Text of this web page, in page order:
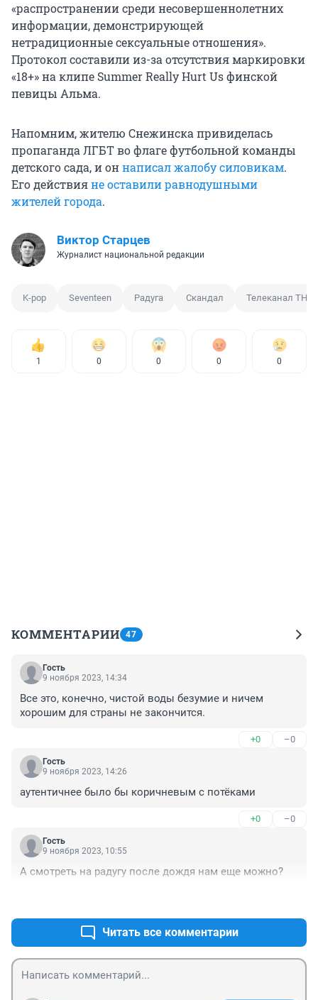
«распространении среди несовершеннолетних
информации, демонстрирующей
нетрадиционные сексуальные отношения».
Протокол составили из-за отсутствия маркировки
«18+» на клипе Summer Really Hurt Us финской
певицы Альма.
Напомним, жителю Снежинска привиделась
пропаганда ЛГБТ во флаге футбольной команды
детского сада, и оннаписал жалобу силовикам.
Его действияне оставили равнодушными
жителей города.
Виктор Старцев
Журналист национальной редакции
K-pop Seventeen Радуга Скандал Телеканал ТНТ
1 0 0 0 0
КОММЕНТАРИИ 47
Гость
9 ноября 2023, 14:34
Все это, конечно, чистой воды безумие и ничем
хорошим для страны не закончится.
+0 –0
Гость
9 ноября 2023, 14:26
аутентичнее было бы коричневым с потёками
+0 –0
Гость
9 ноября 2023, 10:55
А смотреть на радугу после дождя нам еще можно?
Читать все комментарии